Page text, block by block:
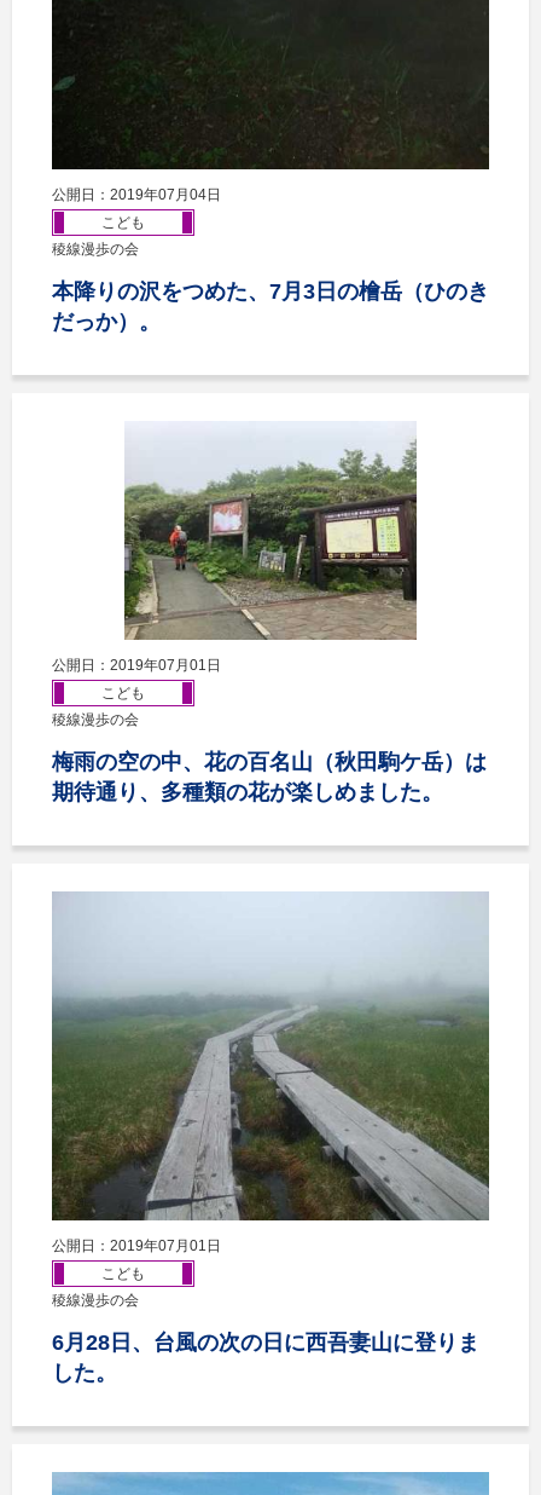
公開日：2019年07月04日
こども
稜線漫歩の会
本降りの沢をつめた、7月3日の檜岳（ひのき
だっか）。
公開日：2019年07月01日
こども
稜線漫歩の会
梅雨の空の中、花の百名山（秋田駒ケ岳）は
期待通り、多種類の花が楽しめました。
公開日：2019年07月01日
こども
稜線漫歩の会
6月28日、台風の次の日に西吾妻山に登りま
した。